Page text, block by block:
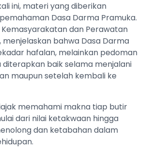
ini, materi yang diberikan
Dasa Darma Pramuka.
dan Perawatan
menjelaskan bahwa Dasa Darma
hafalan, melainkan pedoman
diterapkan baik selama menjalani
maupun setelah kembali ke
memahami makna tiap butir
dari nilai ketakwaan hingga
dan ketabahan dalam